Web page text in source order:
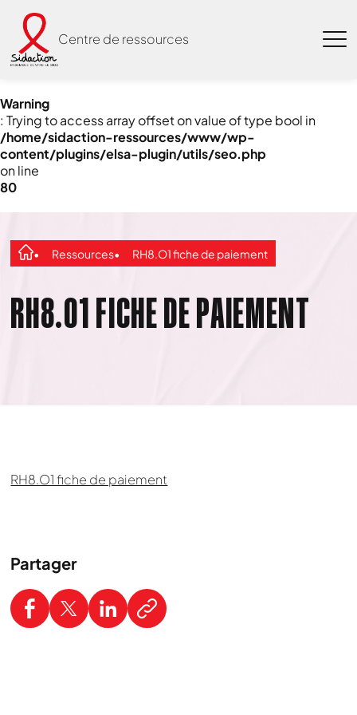
Warning
: Trying to access array offset on value of type bool in
/home/sidaction-ressources/www/wp-
content/plugins/elsa-plugin/utils/seo.php
on line
80
Centre de ressources
Ressources RH8.O1 fiche de paiement
RH8.O1 FICHE DE PAIEMENT
RH8.O1 fiche de paiement
Partager